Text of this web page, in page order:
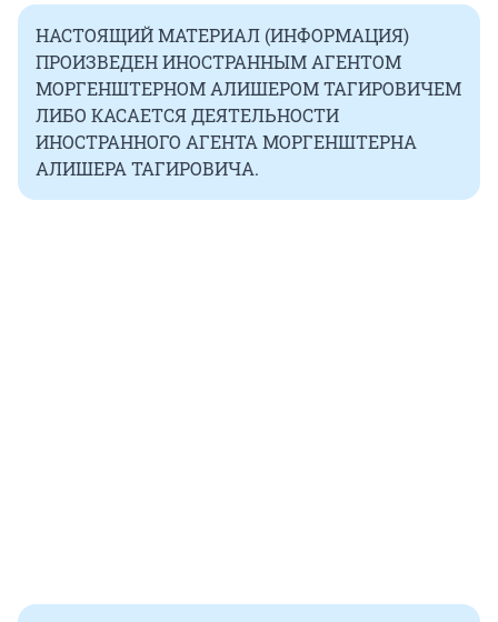
НАСТОЯЩИЙ МАТЕРИАЛ (ИНФОРМАЦИЯ)
ПРОИЗВЕДЕН ИНОСТРАННЫМ АГЕНТОМ
МОРГЕНШТЕРНОМ АЛИШЕРОМ ТАГИРОВИЧЕМ
ЛИБО КАСАЕТСЯ ДЕЯТЕЛЬНОСТИ
ИНОСТРАННОГО АГЕНТА МОРГЕНШТЕРНА
АЛИШЕРА ТАГИРОВИЧА.